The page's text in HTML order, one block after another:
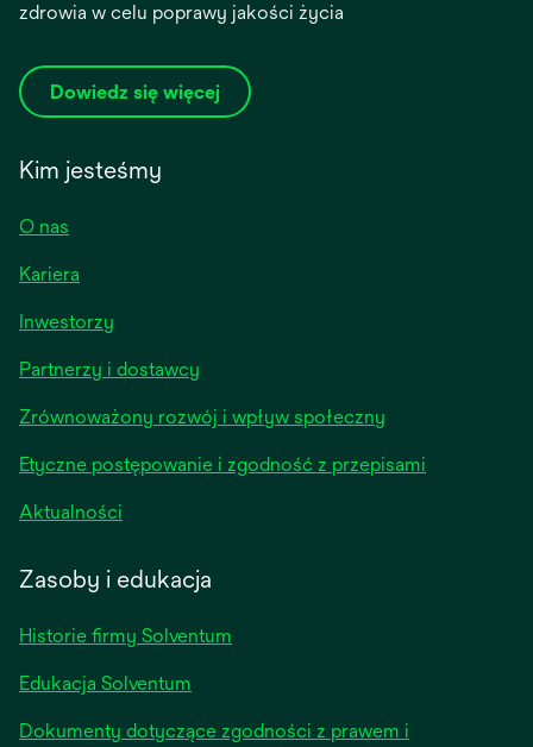
zdrowia w celu poprawy jakości życia
Dowiedz się więcej
Kim jesteśmy
O nas
Kariera
Inwestorzy
a
new
Partnerzy i dostawcy
Zrównoważony rozwój i wpływ społeczny
Etyczne postępowanie i zgodność z przepisami
Aktualności
tab
Zasoby i edukacja
Historie firmy Solventum
Edukacja Solventum
Dokumenty dotyczące zgodności z prawem i